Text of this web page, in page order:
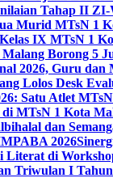
Tahap II
Murid MTsN 1
IX MTsN 1
Borong 5
2026, Guru
Lolos Desk
Satu Atlet
MTsN 1 Kota
dan
2026
Literat di
Triwulan I